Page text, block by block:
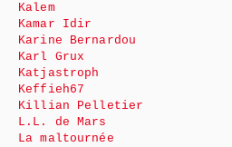
Kalem
Kamar Idir
Karine Bernardou
Karl Grux
Katjastroph
Keffieh67
Killian Pelletier
L.L. de Mars
La maltournée